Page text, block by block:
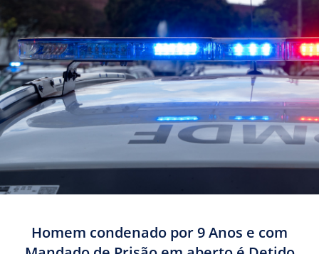
Homem condenado por 9 Anos e com